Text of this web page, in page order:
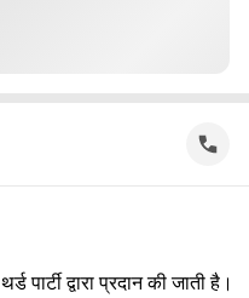
द्वारा प्रदान की जाती है।